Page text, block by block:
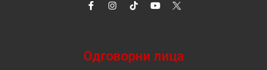
Одговорни лица